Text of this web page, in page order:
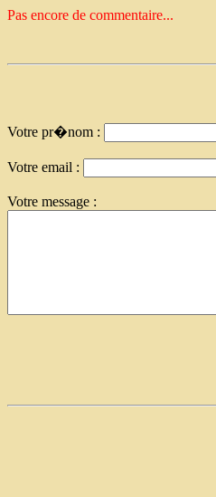
Pas encore de commentaire...
Votre pr�nom :
Votre email :
Votre message :